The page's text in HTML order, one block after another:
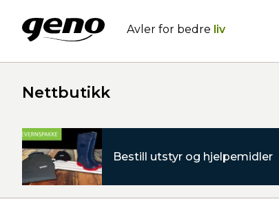
Avler for bedre liv
Nettbutikk
Bestill utstyr og hjelpemidler